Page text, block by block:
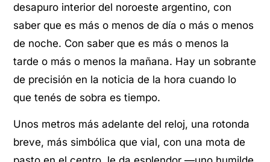
desapuro interior del noroeste argentino, con
saber que es más o menos de día o más o menos
de noche. Con saber que es más o menos la
tarde o más o menos la mañana. Hay un sobrante
de precisión en la noticia de la hora cuando lo
que tenés de sobra es tiempo.
Unos metros más adelante del reloj, una rotonda
breve, más simbólica que vial, con una mota de